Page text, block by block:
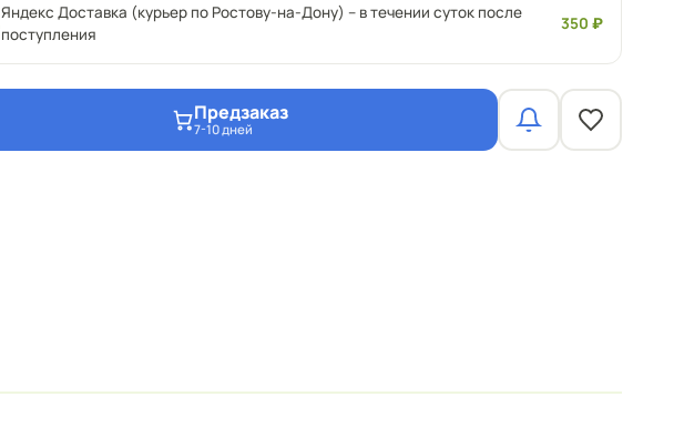
Яндекс Доставка (курьер по Ростову-на-Дону) – в течении суток после
поступления
350 ₽
Предзаказ
7-10 дней